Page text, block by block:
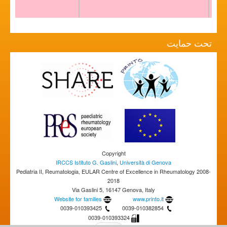
تحت حمایت
Copyright
IRCCS Istituto G. Gaslini, Università di Genova
Pediatria II, Reumatologia, EULAR Centre of Excellence in Rheumatology 2008-
2018
Via Gaslini 5, 16147 Genova, Italy
www.printo.it
Website for families
0039-010382854
0039-010393425
0039-010393324